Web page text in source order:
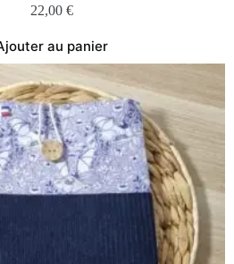
22,00 €
au panier